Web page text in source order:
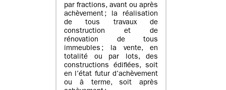
par fractions, avant ou après
achèvement ; la réalisation
de tous travaux de
construction et de
rénovation de tous
immeubles ; la vente, en
totalité ou par lots, des
constructions édifiées, soit
en l’état futur d’achèvement
ou à terme, soit après